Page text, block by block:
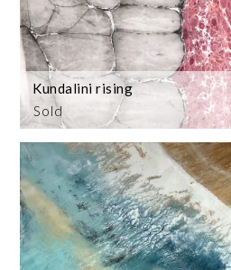
Sold
Kundalini rising